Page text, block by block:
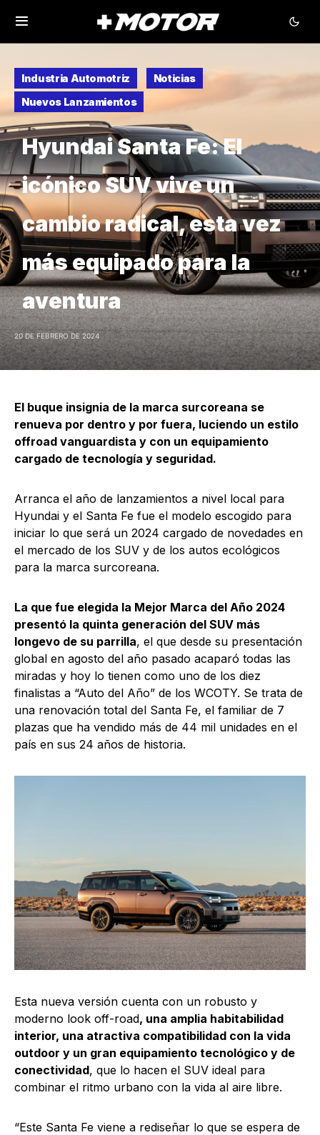
Industria Automotriz
Noticias
Nuevos Lanzamientos
Hyundai Santa Fe: El
icónico SUV vive un
cambio radical, esta vez
más equipado para la
aventura
20 DE FEBRERO DE 2024
El buque insignia de la marca surcoreana se
renueva por dentro y por fuera, luciendo un estilo
offroad vanguardista y con un equipamiento
cargado de tecnología y seguridad.
Arranca el año de lanzamientos a nivel local para
Hyundai y el Santa Fe fue el modelo escogido para
iniciar lo que será un 2024 cargado de novedades en
el mercado de los SUV y de los autos ecológicos
para la marca surcoreana.
La que fue elegida la Mejor Marca del Año 2024
presentó la quinta generación del SUV más
longevo de su parrilla, el que desde su presentación
global en agosto del año pasado acaparó todas las
miradas y hoy lo tienen como uno de los diez
finalistas a “Auto del Año” de los WCOTY. Se trata de
una renovación total del Santa Fe, el familiar de 7
plazas que ha vendido más de 44 mil unidades en el
país en sus 24 años de historia.
Esta nueva versión cuenta con un robusto y
moderno look off-road, una amplia habitabilidad
interior, una atractiva compatibilidad con la vida
outdoor y un gran equipamiento tecnológico y de
conectividad, que lo hacen el SUV ideal para
combinar el ritmo urbano con la vida al aire libre.
“Este Santa Fe viene a rediseñar lo que se espera de